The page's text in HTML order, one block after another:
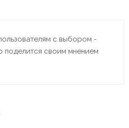
с выбором -
поделится своим мнением